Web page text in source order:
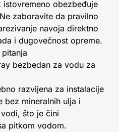
obezbeđuje
zaboravite da pravilno
navoja direktno
i dugovečnost opreme.
pitanja
bezbedan za vodu za
razvijena za instalacije
bez mineralnih ulja i
što je čini
pitkom vodom.